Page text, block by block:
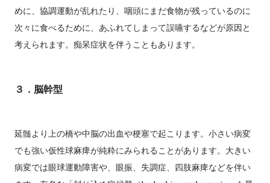
めに、協調運動が乱れたり、咽頭にまだ食物が残っているのに
次々に食べるために、あふれてしまって誤嚥するなどが原因と
考えられます。痴呆症状を伴うこともあります。
３．脳幹型
延髄より上の橋や中脳の出血や梗塞で起こります。小さい病変
でも強い仮性球麻痺が純粋にみられることがあります。大きい
病変では眼球運動障害や、眼振、失調症、四肢麻痺などを伴い